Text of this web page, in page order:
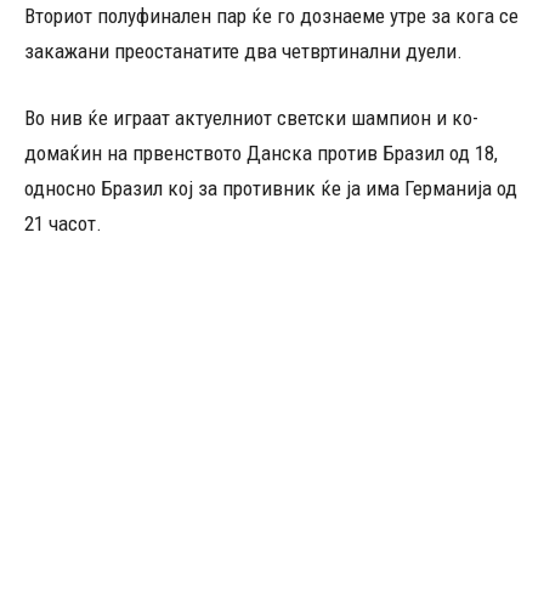
Вториот полуфинален пар ќе го дознаеме утре за кога се
закажани преостанатите два четвртинални дуели.
Во нив ќе играат актуелниот светски шампион и ко-
домаќин на првенството Данска против Бразил од 18,
односно Бразил кој за противник ќе ја има Германија од
21 часот.